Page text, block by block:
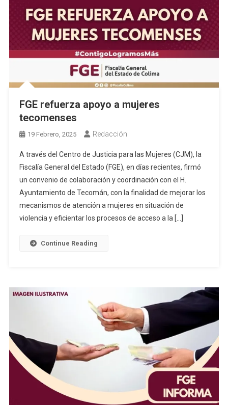
FGE refuerza apoyo a mujeres
tecomenses
19 Febrero, 2025 Redacción
A través del Centro de Justicia para las Mujeres (CJM), la
Fiscalía General del Estado (FGE), en días recientes, firmó
un convenio de colaboración y coordinación con el H.
Ayuntamiento de Tecomán, con la finalidad de mejorar los
mecanismos de atención a mujeres en situación de
violencia y eficientar los procesos de acceso a la […]
Continue Reading